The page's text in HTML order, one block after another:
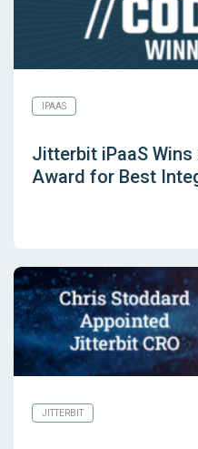
IPAAS
Jitterbit iPaaS Wins
Award for Best
JITTERBIT